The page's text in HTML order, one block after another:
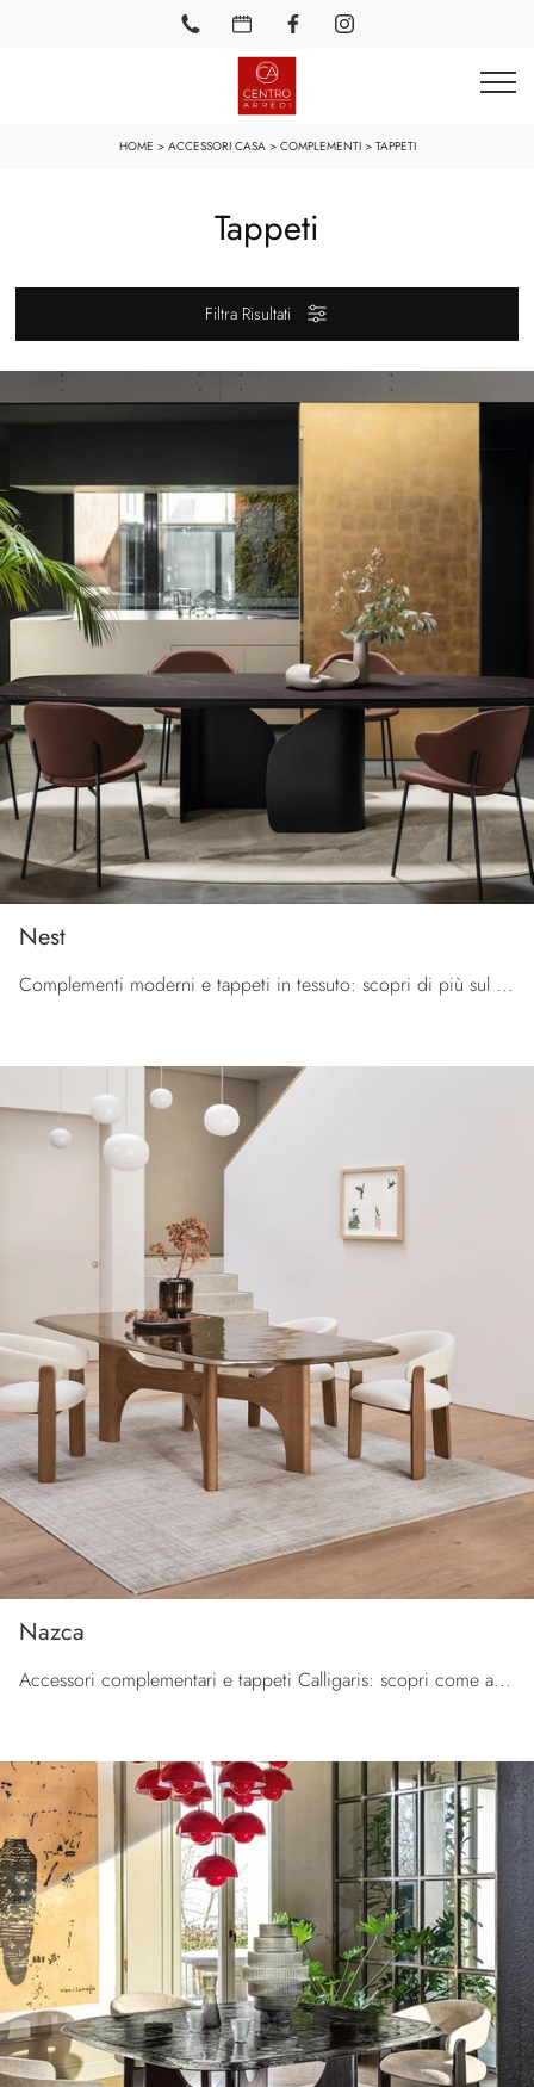
HOME > ACCESSORI CASA> COMPLEMENTI> TAPPETI
Tappeti
Filtra Risultati
Nest
Complementi moderni e tappeti in tessuto: scopri di più sul modello Nest di Calligaris e potrai impreziosire i tuoi interni.
Nazca
Accessori complementari e tappeti Calligaris: scopri come arricchire i tuoi interni moderni con il modello Nazca.